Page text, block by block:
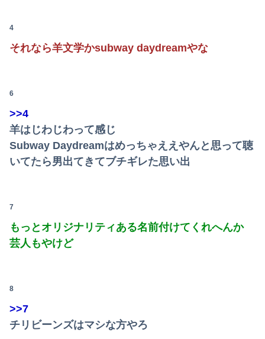
職場の人妻と不倫をして、ついに、、、
4
それなら羊文学かsubway daydreamやな
6
>>4
羊はじわじわって感じ
Subway Daydreamはめっちゃええやんと思って聴
いてたら男出てきてブチギレた思い出
7
もっとオリジナリティある名前付けてくれへんか
芸人もやけど
8
>>7
チリビーンズはマシな方やろ